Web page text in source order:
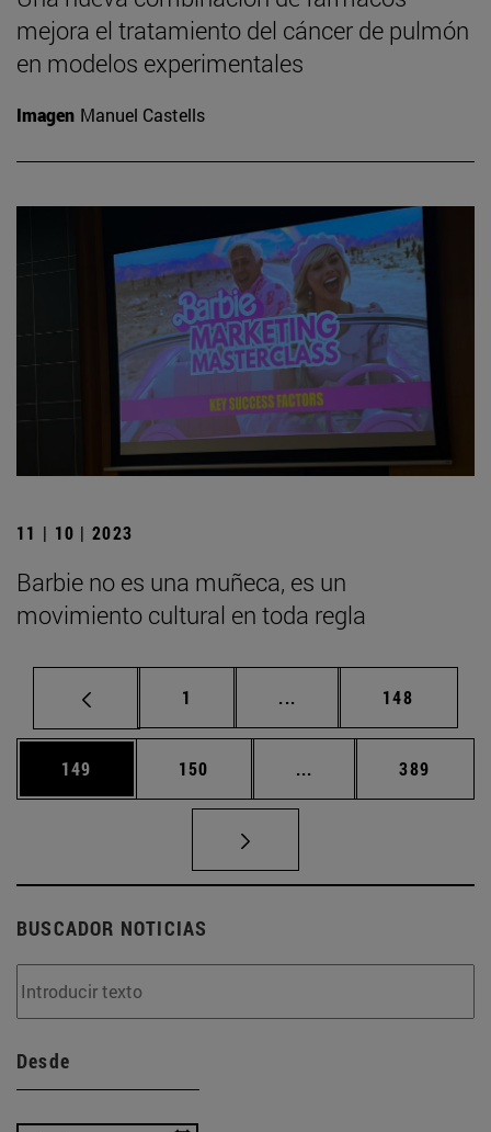
mejora el tratamiento del cáncer de pulmón
en modelos experimentales
Imagen Manuel Castells
11 | 10 | 2023
Barbie no es una muñeca, es un
movimiento cultural en toda regla
Página
1 ... Páginas intermedias
Página
148
Página
149 Página
150 ... Páginas intermedias
Página
389
BUSCADOR NOTICIAS
Desde